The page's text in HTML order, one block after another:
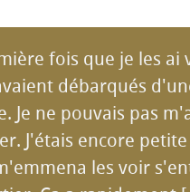
fois que je les ai
débarqués
Je ne pouvais pas
J'étais encore
les voir